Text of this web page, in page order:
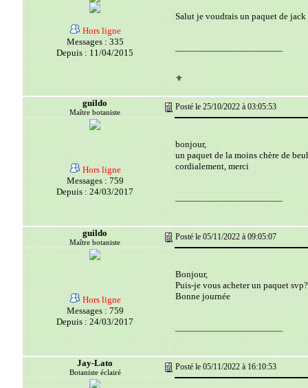
Hors ligne
Messages : 335
Depuis : 11/04/2015
Salut je voudrais un paquet de
__________________________
⚜️
guildo
Maître botaniste
Posté le 25/10/2022 à 03:05:53
Hors ligne
Messages : 759
Depuis : 24/03/2017
bonjour,
un paquet de la moins chère de
cordialement, merci
__________________________
guildo
Maître botaniste
Posté le 05/11/2022 à 09:05:07
Hors ligne
Messages : 759
Depuis : 24/03/2017
Bonjour,
Puis-je vous acheter un paquet
Bonne journée
__________________________
Jay-Lato
Botaniste éclairé
Posté le 05/11/2022 à 16:10:53